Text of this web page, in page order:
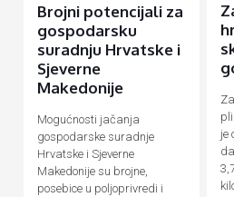
Brojni potencijali za
gospodarsku
suradnju Hrvatske i
Sjeverne
Makedonije
Mogućnosti jačanja
gospodarske suradnje
Hrvatske i Sjeverne
Makedonije su brojne,
posebice u poljoprivredi i
je